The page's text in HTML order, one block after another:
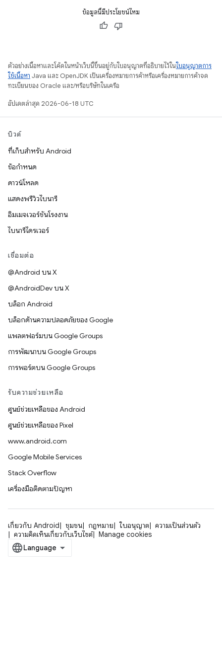
ข้อมูลนี้มีประโยชน์ไหม
ตัวอย่างเนื้อหาและโค้ดในหน้าเว็บนี้ขึ้นอยู่กับใบอนุญาตที่อธิบายไว้ในใบอนุญาตการ
ใช้เนื้อหา Java และ OpenJDK เป็นเครื่องหมายการค้าหรือเครื่องหมายการค้าจด
ทะเบียนของ Oracle และ/หรือบริษัทในเครือ
อัปเดตล่าสุด 2026-06-18 UTC
บิวด์
ที่เก็บสำหรับ Android
ข้อกำหนด
ดาวน์โหลด
แสดงพรีวิวไบนารี
อิมเมจเวอร์ชันโรงงาน
ไบนารีไดรเวอร์
เชื่อมต่อ
@Android บน X
@AndroidDev บน X
บล็อก Android
บล็อกด้านความปลอดภัยของ Google
แพลตฟอร์มบน Google Groups
การพัฒนาบน Google Groups
การพอร์ตบน Google Groups
รับความช่วยเหลือ
ศูนย์ช่วยเหลือของ Android
ศูนย์ช่วยเหลือของ Pixel
www.android.com
Google Mobile Services
Stack Overflow
เครื่องมือติดตามปัญหา
เกี่ยวกับ Android ชุมชน กฎหมาย ใบอนุญาต
ความเป็นส่วนตัว
ความคิดเห็นเกี่ยวกับเว็บไซต์
Manage cookies